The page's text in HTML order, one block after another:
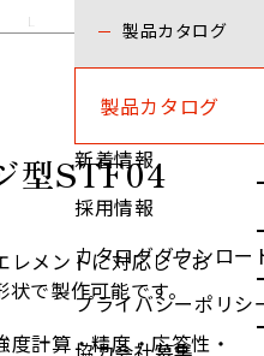
製品カタログ
製品カタログ
新着情報
採用情報
カタログダウンロー
プライバシーポリシ
型STF04
レメントに対応してお
で製作可能です。
計算・精度・応答性・